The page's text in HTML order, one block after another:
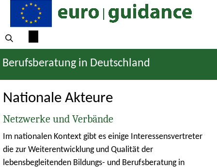
Berufsberatung in Deutschland
Nationale Akteure
Netzwerke und Verbände
Im nationalen Kontext gibt es einige Interessensvertreter
die zur Weiterentwicklung und Qualität der
lebensbegleitenden Bildungs- und Berufsberatung in